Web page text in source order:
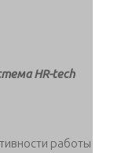
HR-tech
работы